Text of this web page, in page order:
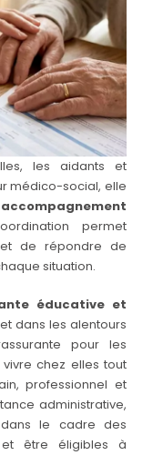
les aidants et
médico-social, elle
accompagnement
permet
et de répondre de
situation.
éducative et
dans les alentours
pour les
chez elles tout
professionnel et
administrative,
le cadre des
être éligibles à